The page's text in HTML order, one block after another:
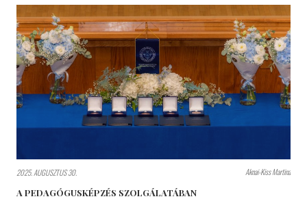
2025. AUGUSZTUS 30. Aknai-Kiss Martina
A PEDAGÓGUSKÉPZÉS SZOLGÁLATÁBAN